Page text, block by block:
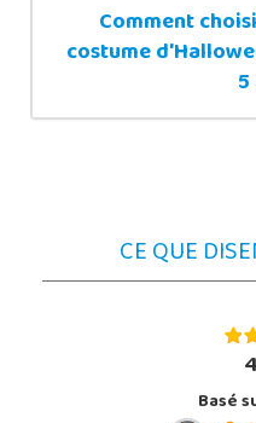
Comment
costume
CE QUE
Basé